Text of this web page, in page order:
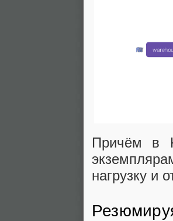
Причём в
нагрузку и